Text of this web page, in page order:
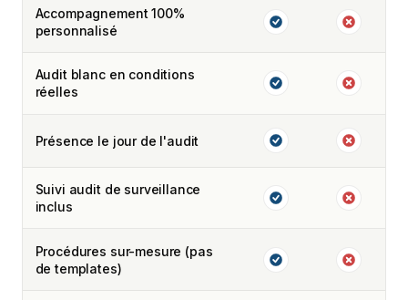
Accompagnement 100%
personnalisé
Audit blanc en conditions
réelles
Présence le jour de l'audit
Suivi audit de surveillance
inclus
Procédures sur-mesure (pas
de templates)